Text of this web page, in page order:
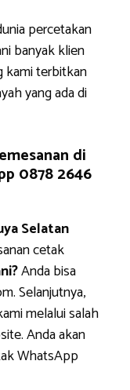
percetakan
banyak klien
kami terbitkan
yang ada di
di
0878 2646
Selatan
cetak
Anda bisa
Selanjutnya,
melalui salah
Anda akan
WhatsApp